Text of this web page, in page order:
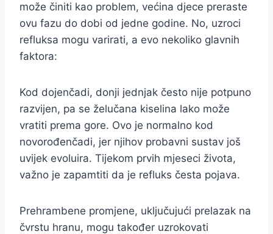
može činiti kao problem, većina djece preraste
ovu fazu do dobi od jedne godine. No, uzroci
refluksa mogu varirati, a evo nekoliko glavnih
faktora:
Kod dojenčadi, donji jednjak često nije potpuno
razvijen, pa se želučana kiselina lako može
vratiti prema gore. Ovo je normalno kod
novorođenčadi, jer njihov probavni sustav još
uvijek evoluira. Tijekom prvih mjeseci života,
važno je zapamtiti da je refluks česta pojava.
Prehrambene promjene, uključujući prelazak na
čvrstu hranu, mogu također uzrokovati